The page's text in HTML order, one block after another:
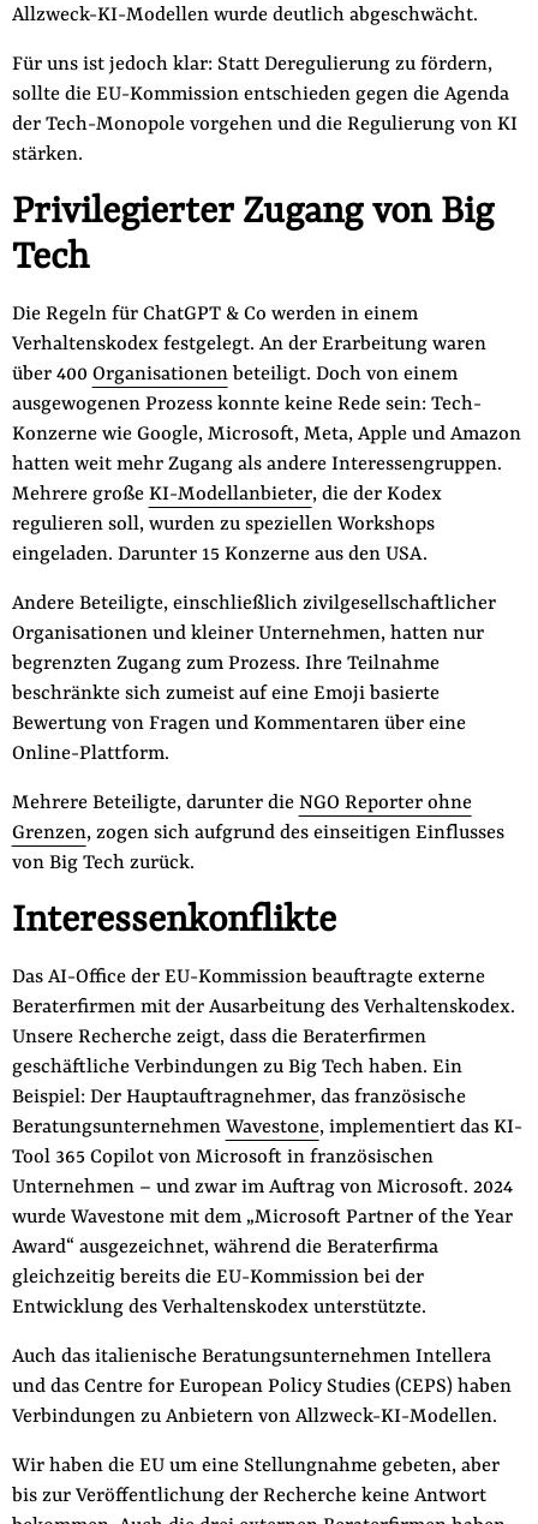
Allzweck-KI-Modellen wurde deutlich abgeschwächt.
Für uns ist jedoch klar: Statt Deregulierung zu fördern,
sollte die EU-Kommission entschieden gegen die Agenda
der Tech-Monopole vorgehen und die Regulierung von KI
stärken.
Privilegierter Zugang von Big
Tech
Die Regeln für ChatGPT & Co werden in einem
Verhaltenskodex festgelegt. An der Erarbeitung waren
über 400 Organisationenbeteiligt. Doch von einem
ausgewogenen Prozess konnte keine Rede sein: Tech-
Konzerne wie Google, Microsoft, Meta, Apple und Amazon
hatten weit mehr Zugang als andere Interessengruppen.
Mehrere große KI-Modellanbieter, die der Kodex
regulieren soll, wurden zu speziellen Workshops
eingeladen. Darunter 15 Konzerne aus den USA.
Andere Beteiligte, einschließlich zivilgesellschaftlicher
Organisationen und kleiner Unternehmen, hatten nur
begrenzten Zugang zum Prozess. Ihre Teilnahme
beschränkte sich zumeist auf eine Emoji basierte
Bewertung von Fragen und Kommentaren über eine
Online-Plattform.
Mehrere Beteiligte, darunter die NGO Reporter ohne
Grenzen, zogen sich aufgrund des einseitigen Einflusses
von Big Tech zurück.
Interessenkonflikte
Das AI-Office der EU-Kommission beauftragte externe
Beraterfirmen mit der Ausarbeitung des Verhaltenskodex.
Unsere Recherche zeigt, dass die Beraterfirmen
geschäftliche Verbindungen zu Big Tech haben. Ein
Beispiel: Der Hauptauftragnehmer, das französische
Beratungsunternehmen Wavestone, implementiert das KI-
Tool 365 Copilot von Microsoft in französischen
Unternehmen – und zwar im Auftrag von Microsoft. 2024
wurde Wavestone mit dem „Microsoft Partner of the Year
Award“ ausgezeichnet, während die Beraterfirma
gleichzeitig bereits die EU-Kommission bei der
Entwicklung des Verhaltenskodex unterstützte.
Auch das italienische Beratungsunternehmen Intellera
und das Centre for European Policy Studies (CEPS) haben
Verbindungen zu Anbietern von Allzweck-KI-Modellen.
Wir haben die EU um eine Stellungnahme gebeten, aber
bis zur Veröffentlichung der Recherche keine Antwort